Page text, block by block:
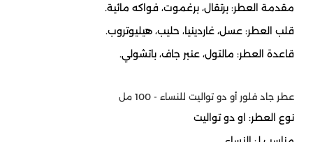
مقدمة العطر: برتقال، برغموت، فواكه مائية.
قلب العطر: عسل، غاردينيا، حليب، هيليوتروب.
قاعدة العطر: مالتول، عنبر جاف، باتشولي.
عطر جاد فلور أو دو تواليت للنساء - 100 مل
نوع العطر: او دو تواليت